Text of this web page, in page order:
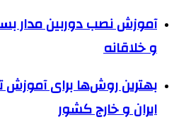
آموزش نصب دوربین مدار
و خلاقانه
بهترین روش‌ها برای آموزش
ایران و خارج کشور